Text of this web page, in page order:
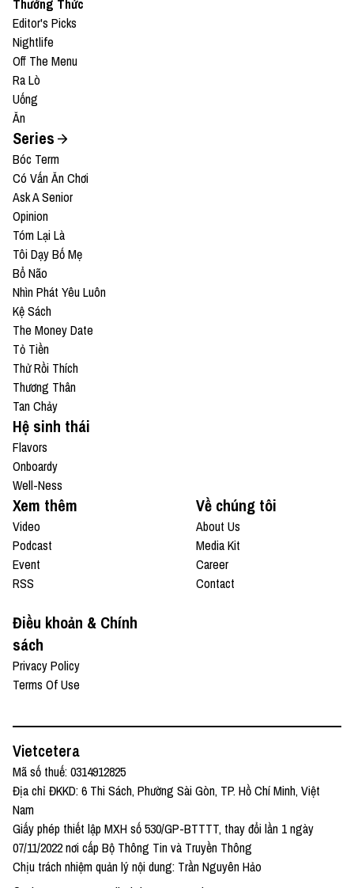
Thưởng Thức
Editor's Picks
Nightlife
Off The Menu
Ra Lò
Uống
Ăn
Series
Bóc Term
Có Vấn Ăn Chơi
Ask A Senior
Opinion
Tóm Lại Là
Tôi Dạy Bố Mẹ
Bổ Não
Nhìn Phát Yêu Luôn
Kệ Sách
The Money Date
Tỏ Tiền
Thử Rồi Thích
Thương Thân
Tan Chảy
Hệ sinh thái
Flavors
Onboardy
Well-Ness
Xem thêm
Video
Podcast
Event
RSS
Về chúng tôi
About Us
Media Kit
Career
Contact
Điều khoản & Chính
sách
Privacy Policy
Terms Of Use
Vietcetera
Mã số thuế: 0314912825
Địa chỉ ĐKKD: 6 Thi Sách, Phường Sài Gòn, TP. Hồ Chí Minh, Việt
Nam
Giấy phép thiết lập MXH số 530/GP-BTTTT, thay đổi lần 1 ngày
07/11/2022 nơi cấp Bộ Thông Tin và Truyền Thông
Chịu trách nhiệm quản lý nội dung: Trần Nguyên Hảo